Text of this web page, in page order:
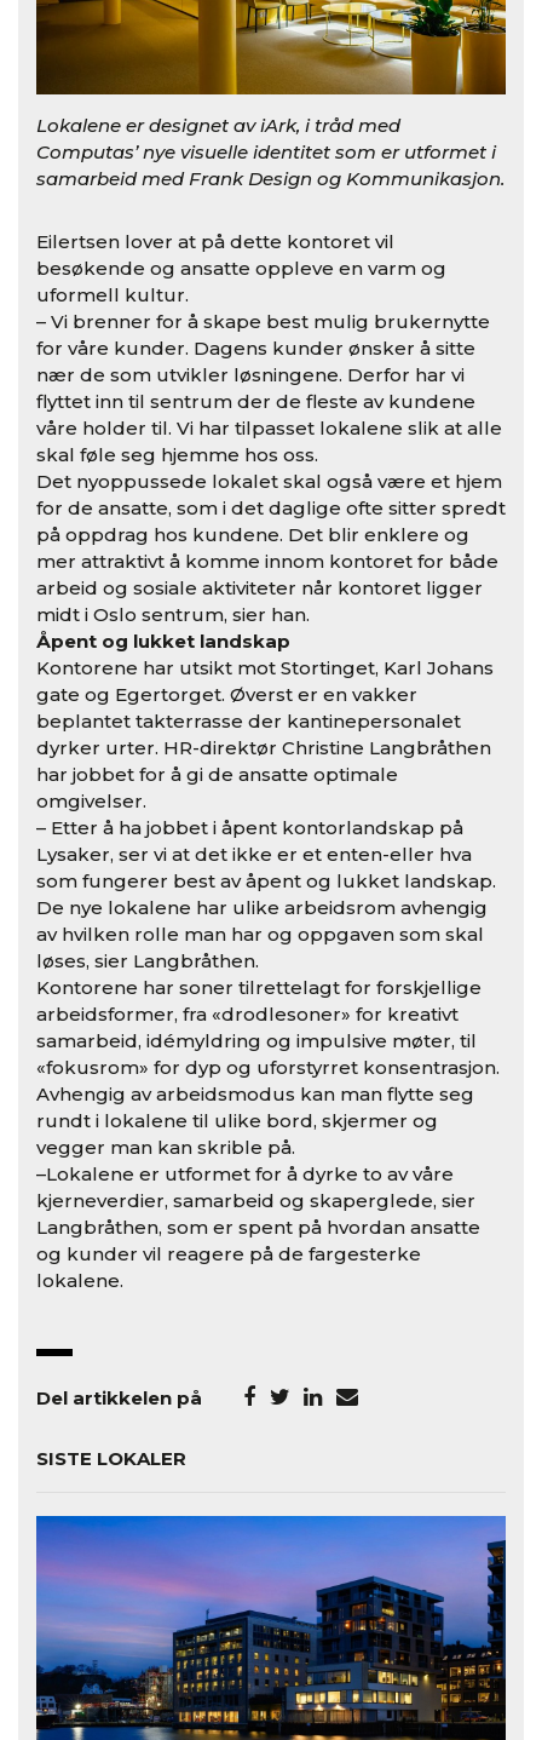
Lokalene er designet av iArk, i tråd med
Computas’ nye visuelle identitet som er utformet i
samarbeid med Frank Design og Kommunikasjon.
Eilertsen lover at på dette kontoret vil
besøkende og ansatte oppleve en varm og
uformell kultur.
– Vi brenner for å skape best mulig brukernytte
for våre kunder. Dagens kunder ønsker å sitte
nær de som utvikler løsningene. Derfor har vi
flyttet inn til sentrum der de fleste av kundene
våre holder til. Vi har tilpasset lokalene slik at alle
skal føle seg hjemme hos oss.
Det nyoppussede lokalet skal også være et hjem
for de ansatte, som i det daglige ofte sitter spredt
på oppdrag hos kundene. Det blir enklere og
mer attraktivt å komme innom kontoret for både
arbeid og sosiale aktiviteter når kontoret ligger
midt i Oslo sentrum, sier han.
Åpent og lukket landskap
Kontorene har utsikt mot Stortinget, Karl Johans
gate og Egertorget. Øverst er en vakker
beplantet takterrasse der kantinepersonalet
dyrker urter. HR-direktør Christine Langbråthen
har jobbet for å gi de ansatte optimale
omgivelser.
– Etter å ha jobbet i åpent kontorlandskap på
Lysaker, ser vi at det ikke er et enten-eller hva
som fungerer best av åpent og lukket landskap.
De nye lokalene har ulike arbeidsrom avhengig
av hvilken rolle man har og oppgaven som skal
løses, sier Langbråthen.
Kontorene har soner tilrettelagt for forskjellige
arbeidsformer, fra «drodlesoner» for kreativt
samarbeid, idémyldring og impulsive møter, til
«fokusrom» for dyp og uforstyrret konsentrasjon.
Avhengig av arbeidsmodus kan man flytte seg
rundt i lokalene til ulike bord, skjermer og
vegger man kan skrible på.
–Lokalene er utformet for å dyrke to av våre
kjerneverdier, samarbeid og skaperglede, sier
Langbråthen, som er spent på hvordan ansatte
og kunder vil reagere på de fargesterke
lokalene.
Del artikkelen på
SISTE LOKALER